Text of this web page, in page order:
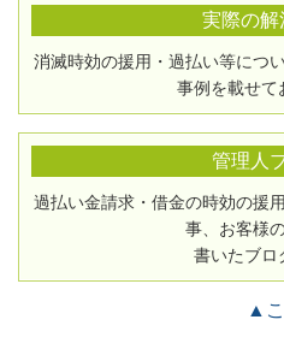
実際の解
消滅時効の援用・過払い等につ
事例を載せて
管理人
過払い金請求・借金の時効の援
事、お客様
書いたブロ
▲